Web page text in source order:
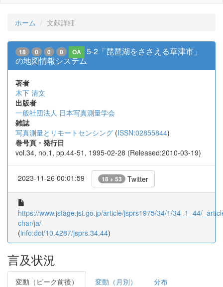
ホーム 文献詳細
18 0 0 0 OA
5-2「琵琶湖をささえる草津市」
の地図情報システム
著者
木下 清文
出版者
一般社団法人 日本写真測量学会
雑誌
写真測量とリモートセンシング (ISSN:02855844)
巻号頁・発行日
vol.34, no.1, pp.44-51, 1995-02-28 (Released:2010-03-19)
2023-11-26 00:01:59 18 + 53 Twitter
https://www.jstage.jst.go.jp/article/jsprs1975/34/1/34_1_44/
char/ja/
(info:doi/10.4287/jsprs.34.44)
言及状況
変動（ピーク前後） 変動（月別） 分布